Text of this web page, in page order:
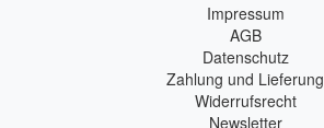
Impressum
AGB
Datenschutz
Zahlung und Lieferung
Widerrufsrecht
Newsletter